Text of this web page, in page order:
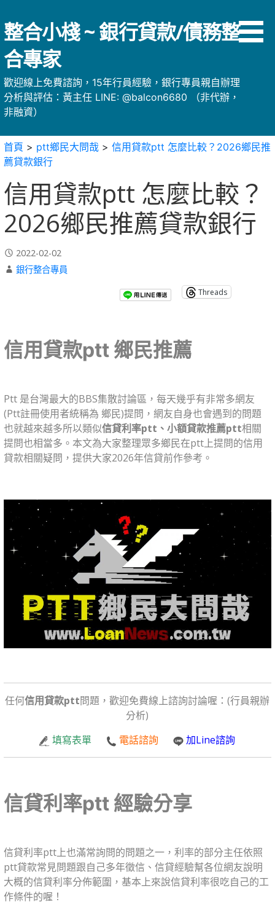
過
內
容
整合小棧 ~ 銀行貸款/債務整
合專家
歡迎線上免費諮詢，15年行員經驗，銀行專員親自辦理
分析與評估：黃主任 LINE: @balcon6680 （非代辦，
非融資）
首頁 > ptt鄉民大問哉 >信用貸款ptt 怎麼比較？2026鄉民推
薦貸款銀行
信用貸款ptt 怎麼比較？
2026鄉民推薦貸款銀行
2022-02-02
銀行整合專員
Threads
信用貸款ptt 鄉民推薦
Ptt 是台灣最大的BBS集散討論區，每天幾乎有非常多網友
(Ptt註冊使用者統稱為 鄉民)提問，網友自身也會遇到的問題
也就越來越多所以類似信貸利率ptt、小額貸款推薦ptt相關
提問也相當多。本文為大家整理眾多鄉民在ptt上提問的信用
貸款相關疑問，提供大家2026年信貸前作參考。
任何信用貸款ptt問題，歡迎免費線上諮詢討論喔：(行員親辦
分析)
填寫表單
電話諮詢 加Line諮詢
信貸利率ptt 經驗分享
信貸利率ptt上也滿常詢問的問題之一，利率的部分主任依照
ptt貸款常見問題跟自己多年徵信、信貸經驗幫各位網友說明
大概的信貸利率分佈範圍，基本上來說信貸利率很吃自己的工
作條件的喔！